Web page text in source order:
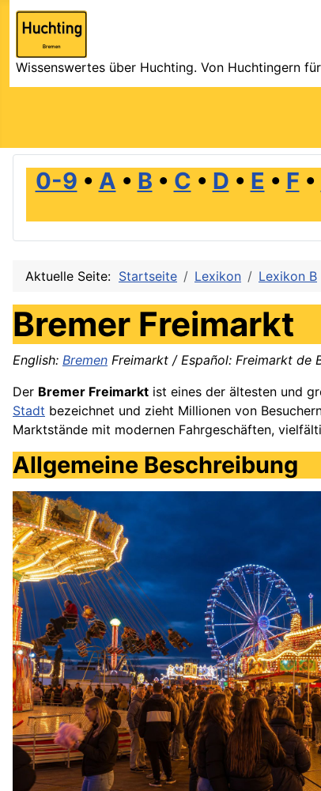
Wissenswertes über Huchting. Von Huchtingern
0-9 • A • B • C • D • E • F •
Aktuelle Seite: Startseite Lexikon Lexikon B
Bremer Freimarkt
English: Bremen Freimarkt / Español: Freimarkt de
Der Bremer Freimarkt ist eines der ältesten und
Stadt bezeichnet und zieht Millionen von
Marktstände mit modernen Fahrgeschäften,
Allgemeine Beschreibung